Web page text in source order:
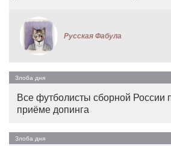
Русская Фабула
Злоба дня
Все футболисты сборной России
приёме допинга
Злоба дня